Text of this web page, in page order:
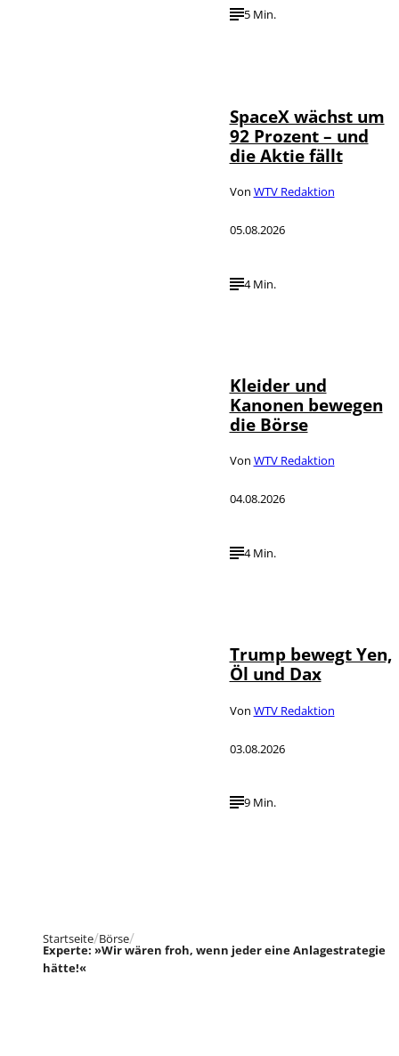
5 Min.
SpaceX wächst um
92 Prozent – und
die Aktie fällt
Von WTV Redaktion
05.08.2026
4 Min.
Kleider und
Kanonen bewegen
die Börse
Von WTV Redaktion
04.08.2026
4 Min.
Trump bewegt Yen,
Öl und Dax
Von WTV Redaktion
03.08.2026
9 Min.
Startseite Börse
Experte: »Wir wären froh, wenn jeder eine Anlagestrategie
hätte!«